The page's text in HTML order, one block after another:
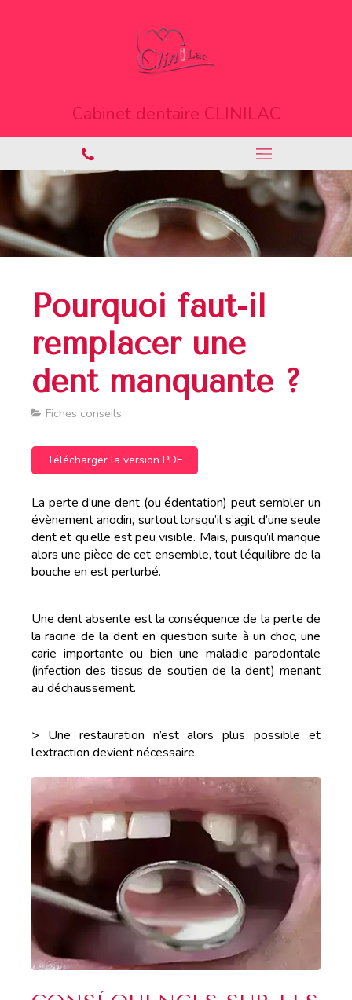
Cabinet dentaire CLINILAC
Pourquoi faut-il
remplacer une
dent manquante ?
Fiches conseils
Télécharger la version PDF
La perte d’une dent (ou édentation) peut sembler un
évènement anodin, surtout lorsqu’il s’agit d’une seule
dent et qu’elle est peu visible. Mais, puisqu’il manque
alors une pièce de cet ensemble, tout l’équilibre de la
bouche en est perturbé.
Une dent absente est la conséquence de la perte de
la racine de la dent en question suite à un choc, une
carie importante ou bien une maladie parodontale
(infection des tissus de soutien de la dent) menant
au déchaussement.
> Une restauration n’est alors plus possible et
l’extraction devient nécessaire.